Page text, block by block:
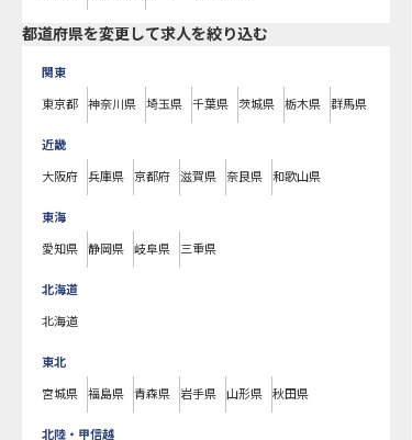
都道府県を変更して求人を絞り込む
関東
東京都 神奈川県 埼玉県 千葉県 茨城県 栃木県 群馬県
近畿
大阪府 兵庫県 京都府 滋賀県 奈良県 和歌山県
東海
愛知県 静岡県 岐阜県 三重県
北海道
北海道
東北
宮城県 福島県 青森県 岩手県 山形県 秋田県
北陸・甲信越